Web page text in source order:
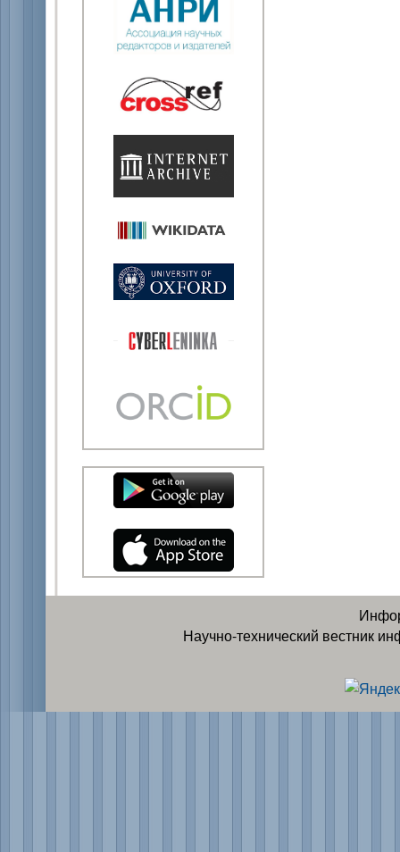
Научно-технический вестник